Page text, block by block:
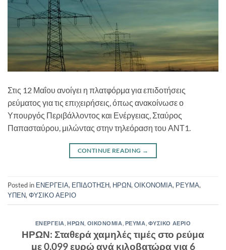
Στις 12 Μαΐου ανοίγει η πλατφόρμα για επιδοτήσεις
ρεύματος για τις επιχειρήσεις, όπως ανακοίνωσε ο
Υπουργός Περιβάλλοντος και Ενέργειας, Σταύρος
Παπασταύρου, μιλώντας στην τηλεόραση του ΑΝΤ1.
CONTINUE READING →
Posted in ΕΝΕΡΓΕΙΑ, ΕΠΙΔΟΤΗΣΗ, ΗΡΩΝ, ΟΙΚΟΝΟΜΙΑ, ΡΕΥΜΑ,
ΥΠΕΝ, ΦΥΣΙΚΟ ΑΕΡΙΟ
ΕΝΕΡΓΕΙΑ ,ΗΡΩΝ ΟΙΚΟΝΟΜΙΑ ΡΕΥΜΑ ΦΥΣΙΚΟ ΑΕΡΙΟ
ΗΡΩΝ: Σταθερά χαμηλές τιμές στο ρεύμα
με 0,099 ευρώ ανά κιλοβατώρα για 6